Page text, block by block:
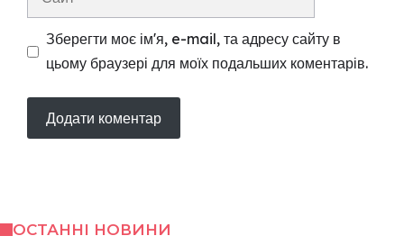
Зберегти моє ім'я, e-mail, та адресу сайту в
цьому браузері для моїх подальших коментарів.
ОСТАННІ НОВИНИ